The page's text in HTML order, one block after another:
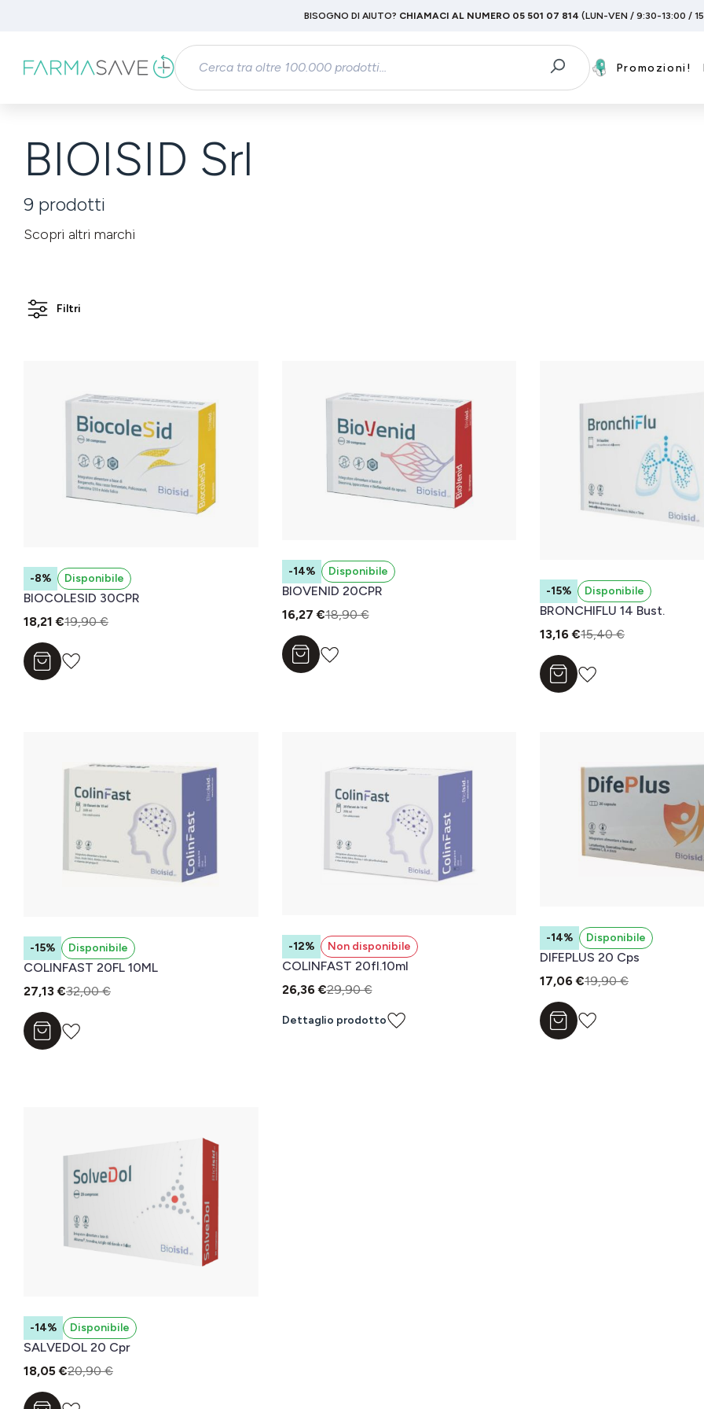
Passa alla navigazione principale
BISOGNO DI AIUTO? CHIAMACI AL NUMERO 05 501 07 814 (LUN-VEN / 9:30-13:00 /
Promozioni!
BIOISID Srl
9 prodotti
Scopri altri marchi
Filtri
-8% Disponibile
BIOCOLESID 30CPR
18,21 €19,90 €
Aggiungi al carrello
-14% Disponibile
BIOVENID 20CPR
16,27 €18,90 €
Aggiungi al carrello
-15% Disponibile
BRONCHIFLU 14 Bust.
13,16 €15,40 €
Aggiungi al carrello
-15% Disponibile
COLINFAST 20FL 10ML
27,13 €32,00 €
Aggiungi al carrello
-12% Non disponibile
COLINFAST 20fl.10ml
26,36 €29,90 €
Dettaglio prodotto
-14% Disponibile
DIFEPLUS 20 Cps
17,06 €19,90 €
Aggiungi al carrello
-14% Disponibile
SALVEDOL 20 Cpr
18,05 €20,90 €